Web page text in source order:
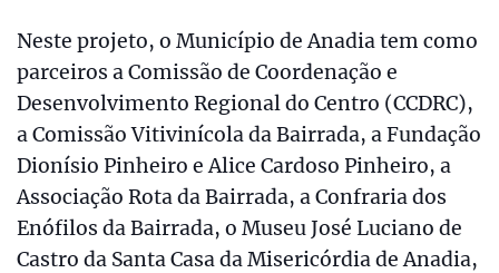
Neste projeto, o Município de Anadia tem como
parceiros a Comissão de Coordenação e
Desenvolvimento Regional do Centro (CCDRC),
a Comissão Vitivinícola da Bairrada, a Fundação
Dionísio Pinheiro e Alice Cardoso Pinheiro, a
Associação Rota da Bairrada, a Confraria dos
Enófilos da Bairrada, o Museu José Luciano de
Castro da Santa Casa da Misericórdia de Anadia,